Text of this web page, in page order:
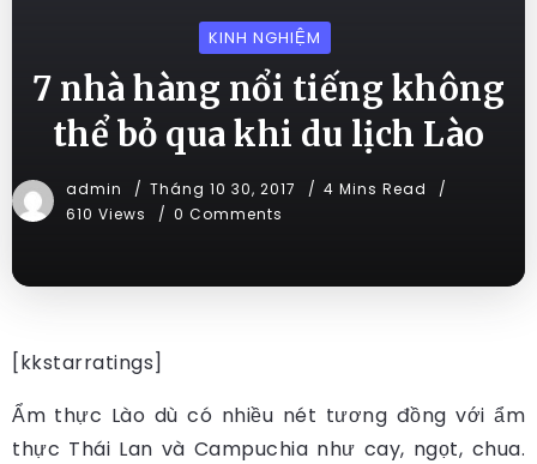
KINH NGHIỆM
7 nhà hàng nổi tiếng không
thể bỏ qua khi du lịch Lào
admin Tháng 10 30, 2017
4 Mins Read
610 Views
0 Comments
[kkstarratings]
Ẩm thực Lào dù có nhiều nét tương đồng với ẩm
thực Thái Lan và Campuchia như cay, ngọt, chua.